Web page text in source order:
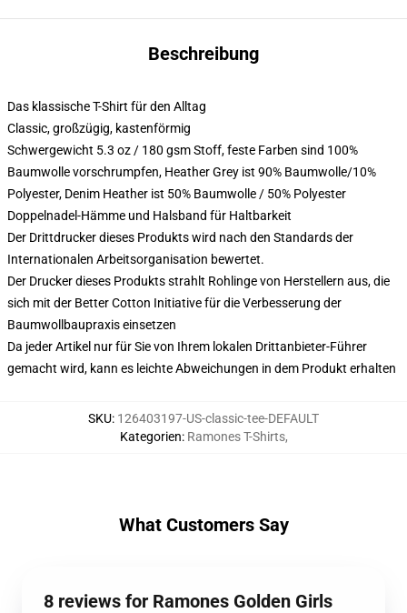
Beschreibung
Das klassische T-Shirt für den Alltag
Classic, großzügig, kastenförmig
Schwergewicht 5.3 oz / 180 gsm Stoff, feste Farben sind 100%
Baumwolle vorschrumpfen, Heather Grey ist 90% Baumwolle/10%
Polyester, Denim Heather ist 50% Baumwolle / 50% Polyester
Doppelnadel-Hämme und Halsband für Haltbarkeit
Der Drittdrucker dieses Produkts wird nach den Standards der
Internationalen Arbeitsorganisation bewertet.
Der Drucker dieses Produkts strahlt Rohlinge von Herstellern aus, die
sich mit der Better Cotton Initiative für die Verbesserung der
Baumwollbaupraxis einsetzen
Da jeder Artikel nur für Sie von Ihrem lokalen Drittanbieter-Führer
gemacht wird, kann es leichte Abweichungen in dem Produkt erhalten
SKU: 126403197-US-classic-tee-DEFAULT
Kategorien: Ramones T-Shirts,
What Customers Say
8 reviews for Ramones Golden Girls